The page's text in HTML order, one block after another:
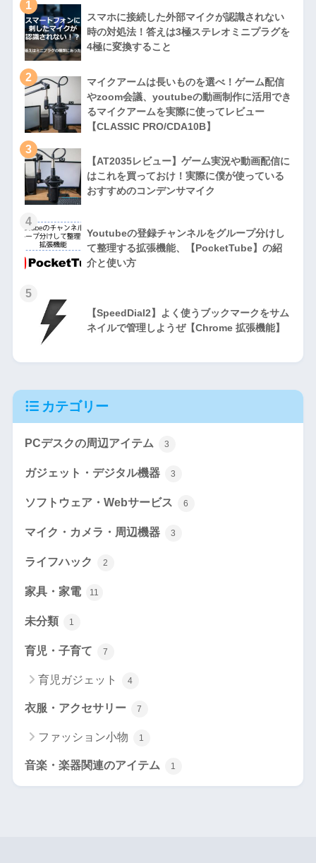
1
スマホに接続した外部マイクが認識されない
時の対処法！答えは3極ステレオミニプラグを
4極に変換すること
2
マイクアームは長いものを選べ！ゲーム配信
やzoom会議、youtubeの動画制作に活用でき
るマイクアームを実際に使ってレビュー
【CLASSIC PRO/CDA10B】
3
【AT2035レビュー】ゲーム実況や動画配信に
はこれを買っておけ！実際に僕が使っている
おすすめのコンデンサマイク
4
Youtubeの登録チャンネルをグループ分けし
て整理する拡張機能、【PocketTube】の紹
介と使い方
5
【SpeedDial2】よく使うブックマークをサム
ネイルで管理しようぜ【Chrome 拡張機能】
カテゴリー
PCデスクの周辺アイテム 3
ガジェット・デジタル機器 3
ソフトウェア・Webサービス 6
マイク・カメラ・周辺機器 3
ライフハック 2
家具・家電 11
未分類 1
育児・子育て 7
育児ガジェット 4
衣服・アクセサリー 7
ファッション小物 1
音楽・楽器関連のアイテム 1